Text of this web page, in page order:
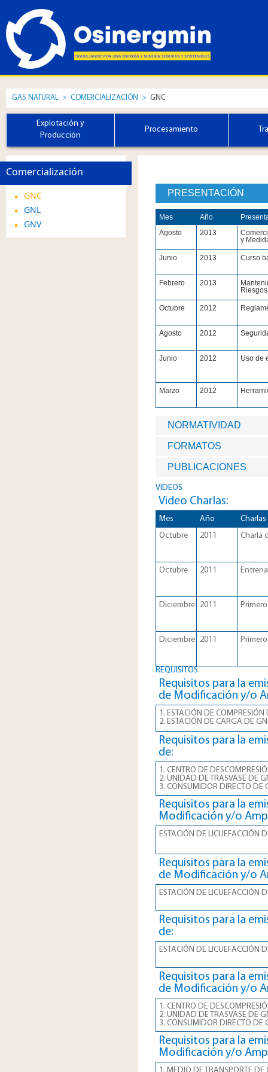
GAS NATURAL > COMERCIALIZACIÓN > GNC
Explotación y
Producción
Procesamiento
GNC
GNL
GNV
Comercialización
PRESENTACIÓN
Mes Año
Agosto
2013
y
Junio 2013 Curso
Febrero 2013
Octubre 2012
Agosto 2012
Junio 2012 Uso de
Marzo 2012
NORMATIVIDAD
FORMATOS
PUBLICACIONES
VIDEOS
Video Charlas:
​Mes Año
Charlas
Octubre
2011 Charla
Octubre 2011
Diciembre 2011
Diciembre 2011
REQUISITOS
Requisitos para la
de Modificación y/o
1. ESTACIÓN DE
2. ESTACIÓN DE CARGA DE
Requisitos para la
de:
1. CENTRO DE
2. UNIDAD DE TRASVASE DE
3. CONSUMIDOR DIRECTO DE
Requisitos para la
Modificación y/o
ESTACIÓN DE LICUEFACCIÓN
Requisitos para la
de Modificación y/o
ESTACIÓN DE LICUEFACCIÓN
Requisitos para la
de:
ESTACIÓN DE LICUEFACCIÓN
Requisitos para la
de Modificación y/o
1. CENTRO DE
2. UNIDAD DE TRASVASE DE
3. CONSUMIDOR DIRECTO DE
Requisitos para la
Modificación y/o